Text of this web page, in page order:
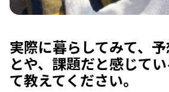
実際に暮らしてみて、
とや、課題だと感じて
て教えてください。